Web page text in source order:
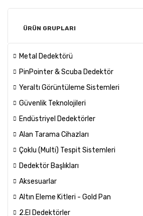
ÜRÜN GRUPLARI
Metal Dedektörü
PinPointer & Scuba Dedektör
Yeraltı Görüntüleme Sistemleri
Güvenlik Teknolojileri
Endüstriyel Dedektörler
Alan Tarama Cihazları
Çoklu (Multi) Tespit Sistemleri
Dedektör Başlıkları
Aksesuarlar
Altın Eleme Kitleri - Gold Pan
2.El Dedektörler